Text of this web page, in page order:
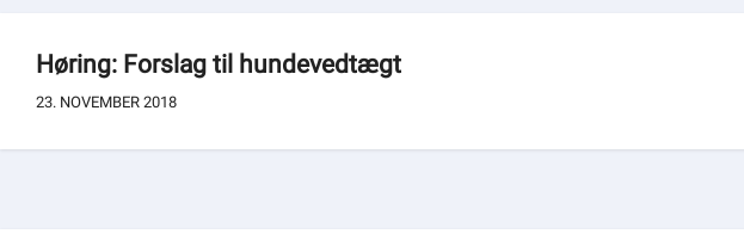
Tsunami
Høring: Forslag til hundevedtægt
23. NOVEMBER 2018